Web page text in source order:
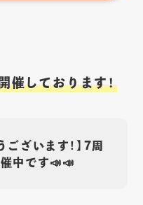
催しております！
ございます！】7周
中です📣📣